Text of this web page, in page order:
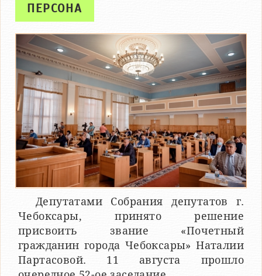
ПЕРСОНА
Депутатами Собрания депутатов г.
Чебоксары, принято решение
присвоить звание «Почетный
гражданин города Чебоксары» Наталии
Партасовой. 11 августа прошло